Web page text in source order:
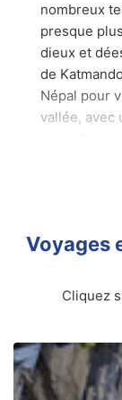
nombreux
presque
dieux et
de
Népal pour
vallée, avec
Voyages
Cliquez